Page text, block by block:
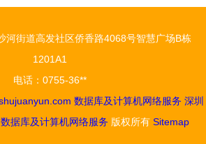
河街道高发社区侨香路4068号智慧广场B栋
1201A1
电话：0755-36**
数据库及计算机网络服务 深圳
数据库及计算机网络服务 版权所有 Sitemap